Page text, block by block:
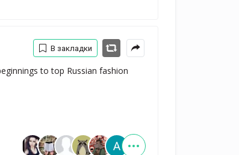
to top Russian fashion
В закладки